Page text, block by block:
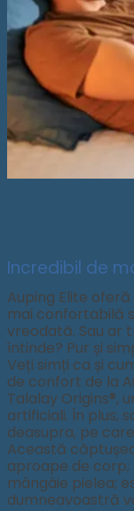
Incredibil de
Auping Elite
mai confortabilă
vreodată. Sau ar
întinde? Pur și
Veți simți ca și
de confort de la
Talalay Origins®,
artificiali. În plus,
deasupra, pe
Această
aproape de
mângâie pielea;
dumneavoastră